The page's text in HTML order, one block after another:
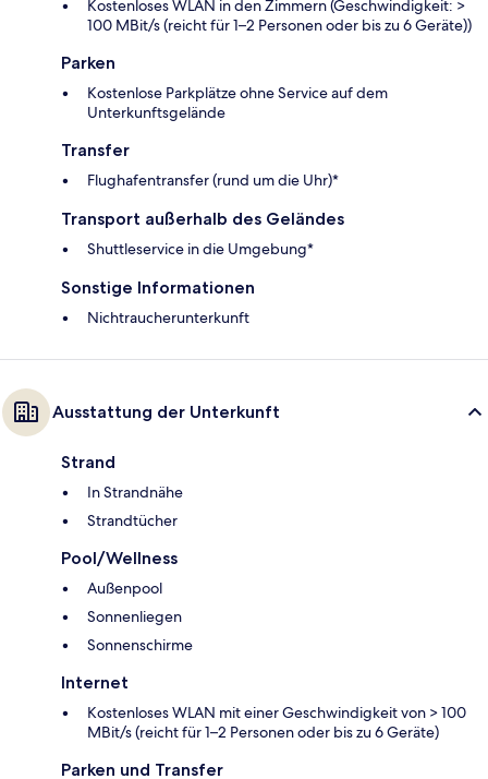
Kostenloses WLAN in den Zimmern (Geschwindigkeit: >
100 MBit/s (reicht für 1–2 Personen oder bis zu 6 Geräte))
Parken
Kostenlose Parkplätze ohne Service auf dem
Unterkunftsgelände
Transfer
Flughafentransfer (rund um die Uhr)*
Transport außerhalb des Geländes
Shuttleservice in die Umgebung*
Sonstige Informationen
Nichtraucherunterkunft
Ausstattung der Unterkunft
Strand
In Strandnähe
Strandtücher
Pool/Wellness
Außenpool
Sonnenliegen
Sonnenschirme
Internet
Kostenloses WLAN mit einer Geschwindigkeit von > 100
MBit/s (reicht für 1–2 Personen oder bis zu 6 Geräte)
Parken und Transfer